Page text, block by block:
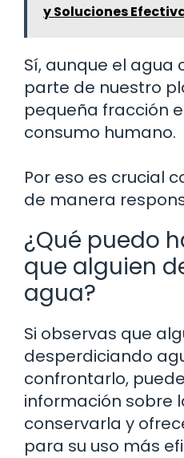
y Soluciones
Sí, aunque el agua
parte de nuestro
pequeña fracción
consumo humano.
Por eso es crucial
de manera
¿Qué puedo
que alguien
agua?
Si observas que
desperdiciando
confrontarlo,
información sobre
conservarla y
para su uso más